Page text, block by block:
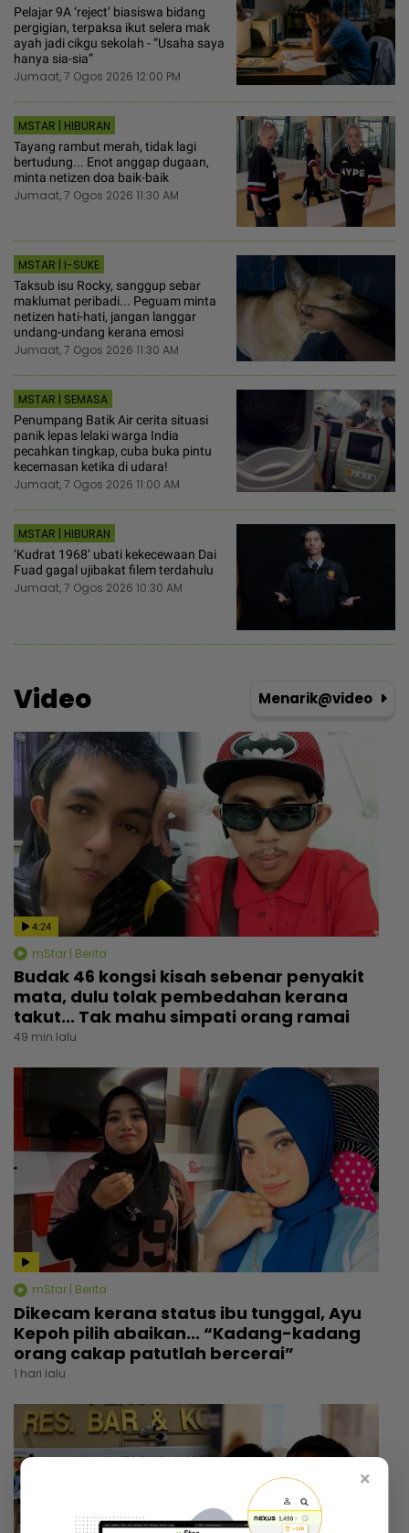
Pelajar 9A ‘reject’ biasiswa bidang
pergigian, terpaksa ikut selera mak
ayah jadi cikgu sekolah - “Usaha saya
hanya sia-sia”
Jumaat, 7 Ogos 2026 12:00 PM
MSTAR | HIBURAN
Tayang rambut merah, tidak lagi
bertudung... Enot anggap dugaan,
minta netizen doa baik-baik
Jumaat, 7 Ogos 2026 11:30 AM
MSTAR | I-SUKE
Taksub isu Rocky, sanggup sebar
maklumat peribadi... Peguam minta
netizen hati-hati, jangan langgar
undang-undang kerana emosi
Jumaat, 7 Ogos 2026 11:30 AM
MSTAR | SEMASA
Penumpang Batik Air cerita situasi
panik lepas lelaki warga India
pecahkan tingkap, cuba buka pintu
kecemasan ketika di udara!
Jumaat, 7 Ogos 2026 11:00 AM
MSTAR | HIBURAN
‘Kudrat 1968‘ ubati kekecewaan Dai
Fuad gagal ujibakat filem terdahulu
Jumaat, 7 Ogos 2026 10:30 AM
Video Menarik@video
4:24
mStar | Berita
Budak 46 kongsi kisah sebenar penyakit
mata, dulu tolak pembedahan kerana
takut... Tak mahu simpati orang ramai
49 min lalu
mStar | Berita
Dikecam kerana status ibu tunggal, Ayu
Kepoh pilih abaikan... “Kadang-kadang
orang cakap patutlah bercerai”
1 hari lalu
×